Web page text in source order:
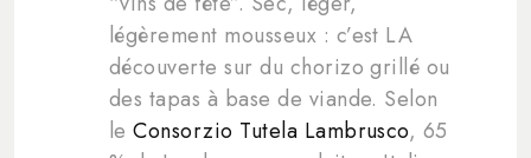
légèrement mousseux : c’est LA
découverte sur du chorizo grillé ou
des tapas à base de viande. Selon
leConsorzio Tutela Lambrusco, 65